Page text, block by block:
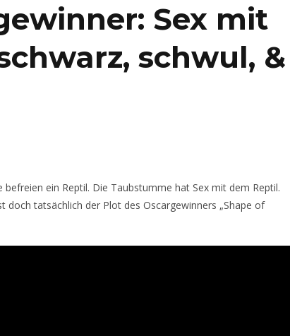
Sex mit
schwul, &
ein Reptil. Die Taubstumme hat Sex mit dem Reptil.
doch tatsächlich der Plot des Oscargewinners „Shape of